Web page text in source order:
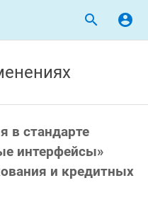
в стандарте
интерфейсы»
и кредитных